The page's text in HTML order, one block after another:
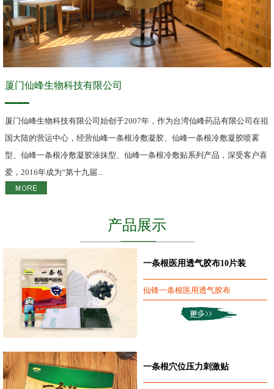
厦门仙峰生物科技有限公司
━━━━
厦门仙峰生物科技有限公司始创于2007年，作为台湾仙峰药品有限公司在祖
国大陆的营运中心，经营仙峰一条根冷敷凝胶、仙峰一条根冷敷凝胶喷雾
型、仙峰一条根冷敷凝胶涂抹型、仙峰一条根冷敷贴系列产品，深受客户喜
爱，2016年成为“第十九届...
产品展示
一条根医用透气胶布10片装
仙锋一条根医用透气胶布
一条根穴位压力刺激贴